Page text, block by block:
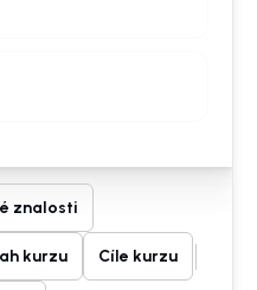
znalosti
kurzu Cíle kurzu